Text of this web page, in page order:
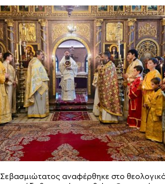
αναφέρθηκε στο